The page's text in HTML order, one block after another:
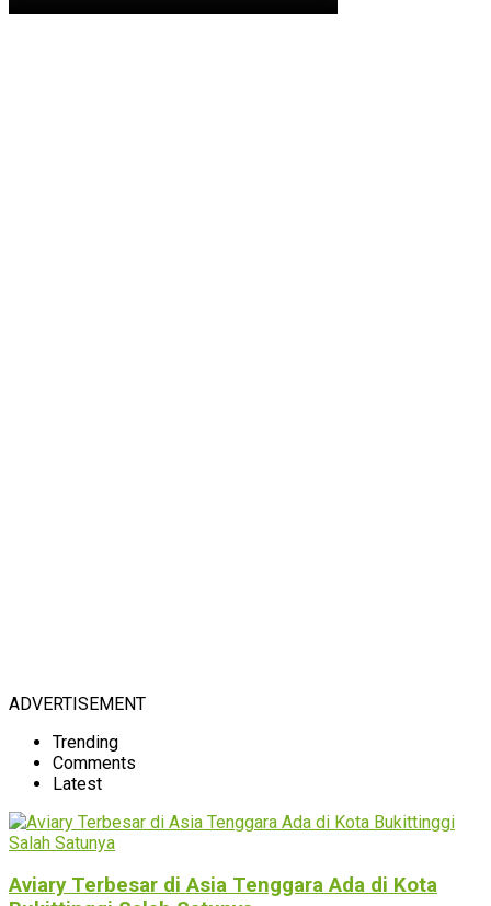
ADVERTISEMENT
Trending
Comments
Latest
Aviary Terbesar di Asia Tenggara Ada di Kota